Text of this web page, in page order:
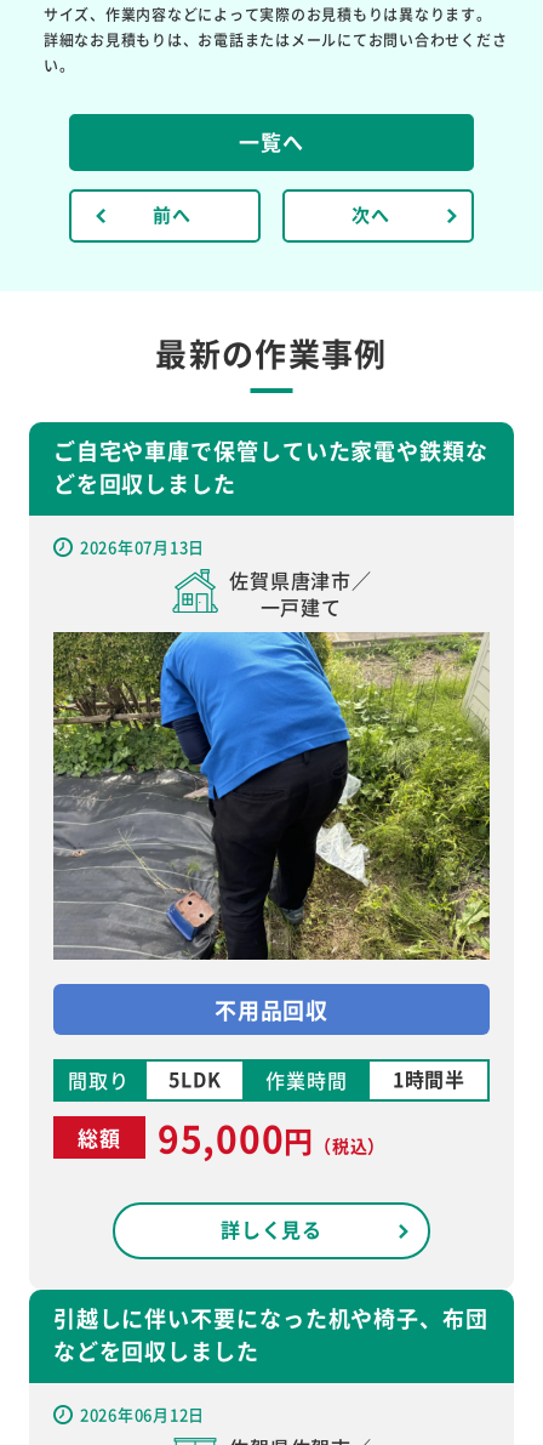
サイズ、作業内容などによって実際のお見積もりは異なります。
詳細なお見積もりは、お電話またはメールにてお問い合わせくださ
い。
前へ
一覧へ
次へ
最新の作業事例
ご自宅や車庫で保管していた家電や鉄類な
どを回収しました
2026年07月13日
佐賀県唐津市／
一戸建て
不用品回収
間取り 5LDK 作業時間 1時間半
総額 95,000円 （税込）
詳しく見る
引越しに伴い不要になった机や椅子、布団
などを回収しました
2026年06月12日